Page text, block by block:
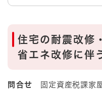
住宅の耐震改修
省エネ改修に伴
問合せ 固定資産税課家